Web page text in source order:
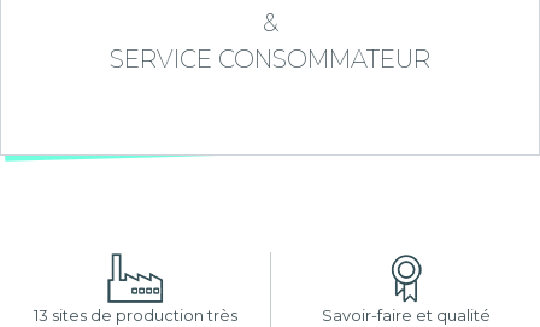
&
SERVICE CONSOMMATEUR
13 sites de production très
Savoir-faire et qualité